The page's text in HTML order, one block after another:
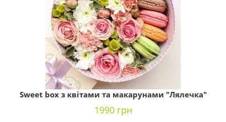
Sweet box з квітами та макарунами "Лялечка"
1990 грн